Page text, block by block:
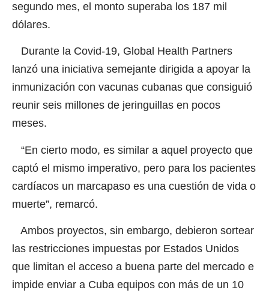
segundo mes, el monto superaba los 187 mil
dólares.
Durante la Covid-19, Global Health Partners
lanzó una iniciativa semejante dirigida a apoyar la
inmunización con vacunas cubanas que consiguió
reunir seis millones de jeringuillas en pocos
meses.
“En cierto modo, es similar a aquel proyecto que
captó el mismo imperativo, pero para los pacientes
cardíacos un marcapaso es una cuestión de vida o
muerte”, remarcó.
Ambos proyectos, sin embargo, debieron sortear
las restricciones impuestas por Estados Unidos
que limitan el acceso a buena parte del mercado e
impide enviar a Cuba equipos con más de un 10